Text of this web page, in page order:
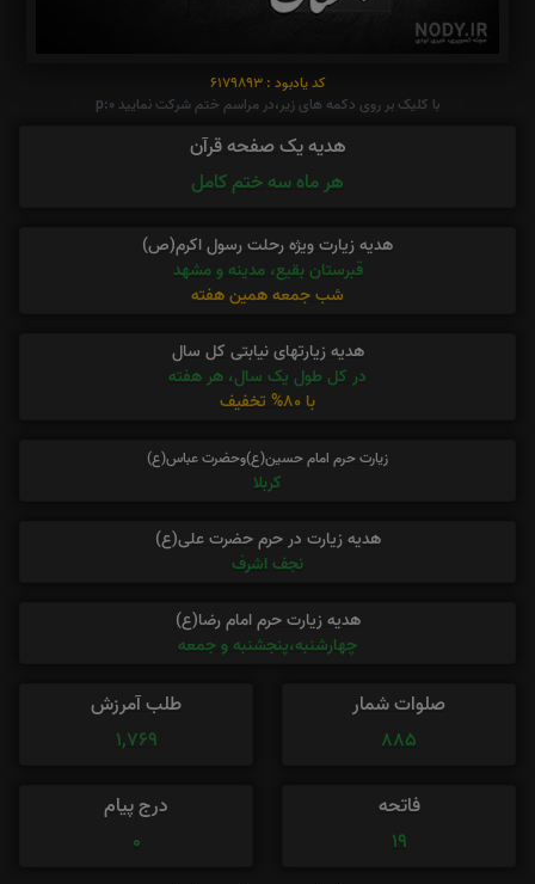
کد یادبود : 6179893
با کلیک بر روی دکمه های زیر،در مراسم ختم شرکت نمایید p:0
هدیه یک صفحه قرآن
هر ماه سه ختم کامل
هدیه زیارت ویژه رحلت رسول اکرم(ص)
قبرستان بقیع، مدینه و مشهد
شب جمعه همین هفته
هدیه زیارتهای نیابتی کل سال
در کل طول یک سال، هر هفته
با 80% تخفیف
زیارت حرم امام حسین(ع)وحضرت عباس(ع)
کربلا
هدیه زیارت در حرم حضرت علی(ع)
نجف اشرف
هدیه زیارت حرم امام رضا(ع)
چهارشنبه،پنجشنبه و جمعه
صلوات شمار
885
طلب آمرزش
1,769
فاتحه
19
درج پیام
0